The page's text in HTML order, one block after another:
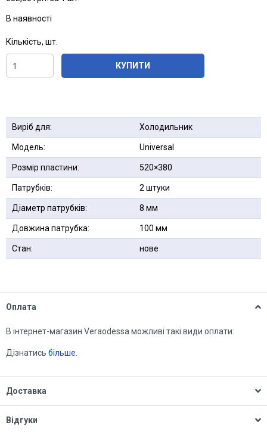
В наявності
Кількість, шт.
КУПИТИ
Виріб для: Холодильник
Модель: Universal
Розмір пластини: 520×380
Патрубків: 2 штуки
Діаметр патрубків: 8 мм
Довжина патрубка: 100 мм
Стан: нове
Оплата
В інтернет-магазин Veraodessa можливі такі види оплати:
Дізнатись більше.
Доставка
Відгуки